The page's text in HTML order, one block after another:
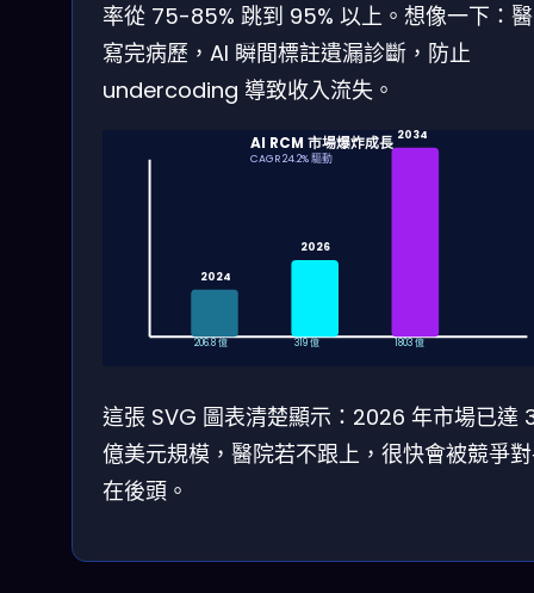
率從 75-85% 跳到 95% 以上。想像一下：
寫完病歷，AI 瞬間標註遺漏診斷，防止
undercoding 導致收入流失。
2024
206.8 億
2026
319 億
2034
1803 億
AI RCM 市場爆炸成長
CAGR 24.2% 驅動
這張 SVG 圖表清楚顯示：2026 年市場已達
億美元規模，醫院若不跟上，很快會被競爭
在後頭。